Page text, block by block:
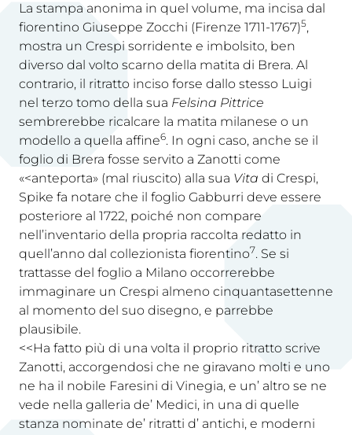
La stampa anonima in quel volume, ma incisa dal
fiorentino Giuseppe Zocchi (Firenze 1711-1767)5,
mostra un Crespi sorridente e imbolsito, ben
diverso dal volto scarno della matita di Brera. Al
contrario, il ritratto inciso forse dallo stesso Luigi
nel terzo tomo della sua Felsina Pittrice
sembrerebbe ricalcare la matita milanese o un
modello a quella affine6. In ogni caso, anche se il
foglio di Brera fosse servito a Zanotti come
«<anteporta» (mal riuscito) alla sua Vita di Crespi,
Spike fa notare che il foglio Gabburri deve essere
posteriore al 1722, poiché non compare
nell’inventario della propria raccolta redatto in
quell’anno dal collezionista fiorentino7. Se si
trattasse del foglio a Milano occorrerebbe
immaginare un Crespi almeno cinquantasettenne
al momento del suo disegno, e parrebbe
plausibile.
<<Ha fatto più di una volta il proprio ritratto scrive
Zanotti, accorgendosi che ne giravano molti e uno
ne ha il nobile Faresini di Vinegia, e un’ altro se ne
vede nella galleria de’ Medici, in una di quelle
stanza nominate de’ ritratti d’ antichi, e moderni